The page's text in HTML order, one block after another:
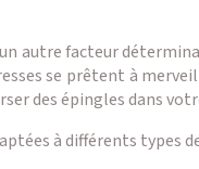
autre facteur
se prêtent à
des épingles dans
à différents types